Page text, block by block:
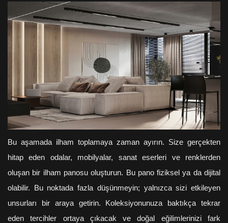
Bu aşamada ilham toplamaya zaman ayırın. Size gerçekten
hitap eden odalar, mobilyalar, sanat eserleri ve renklerden
oluşan bir ilham panosu oluşturun. Bu pano fiziksel ya da dijital
olabilir. Bu noktada fazla düşünmeyin; yalnızca sizi etkileyen
unsurları bir araya getirin. Koleksiyonunuza baktıkça tekrar
eden tercihler ortaya çıkacak ve doğal eğilimlerinizi fark